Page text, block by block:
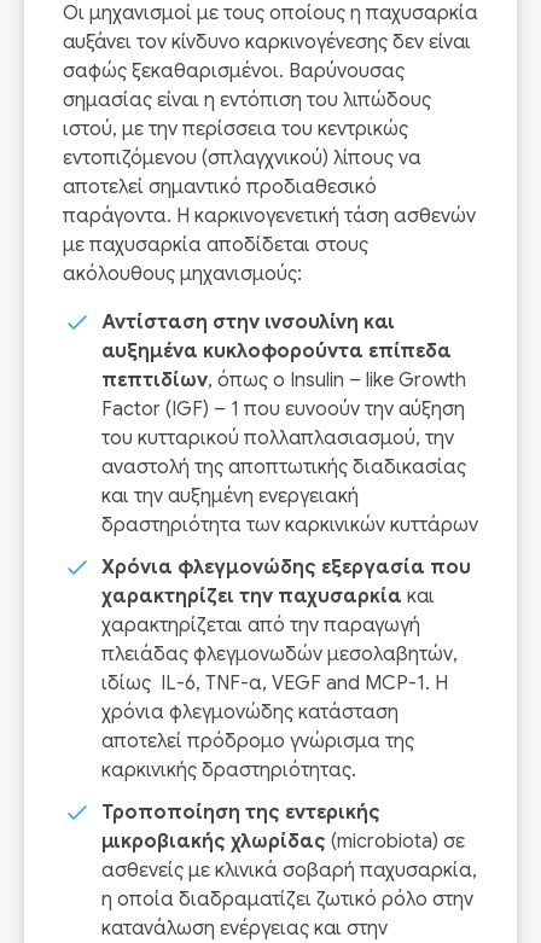
Οι μηχανισμοί με τους οποίους η παχυσαρκία
αυξάνει τον κίνδυνο καρκινογένεσης δεν είναι
σαφώς ξεκαθαρισμένοι. Βαρύνουσας
σημασίας είναι η εντόπιση του λιπώδους
ιστού, με την περίσσεια του κεντρικώς
εντοπιζόμενου (σπλαγχνικού) λίπους να
αποτελεί σημαντικό προδιαθεσικό
παράγοντα. Η καρκινογενετική τάση ασθενών
με παχυσαρκία αποδίδεται στους
ακόλουθους μηχανισμούς:
Αντίσταση στην ινσουλίνη και
αυξημένα κυκλοφορούντα επίπεδα
πεπτιδίων, όπως ο Insulin – like Growth
Factor (IGF) – 1 που ευνοούν την αύξηση
του κυτταρικού πολλαπλασιασμού, την
αναστολή της αποπτωτικής διαδικασίας
και την αυξημένη ενεργειακή
δραστηριότητα των καρκινικών κυττάρων
Χρόνια φλεγμονώδης εξεργασία που
χαρακτηρίζει την παχυσαρκία και
χαρακτηρίζεται από την παραγωγή
πλειάδας φλεγμονωδών μεσολαβητών,
ιδίως IL-6, TNF-α, VEGF and MCP-1. Η
χρόνια φλεγμονώδης κατάσταση
αποτελεί πρόδρομο γνώρισμα της
καρκινικής δραστηριότητας.
Τροποποίηση της εντερικής
μικροβιακής χλωρίδας (microbiota) σε
ασθενείς με κλινικά σοβαρή παχυσαρκία,
η οποία διαδραματίζει ζωτικό ρόλο στην
κατανάλωση ενέργειας και στην